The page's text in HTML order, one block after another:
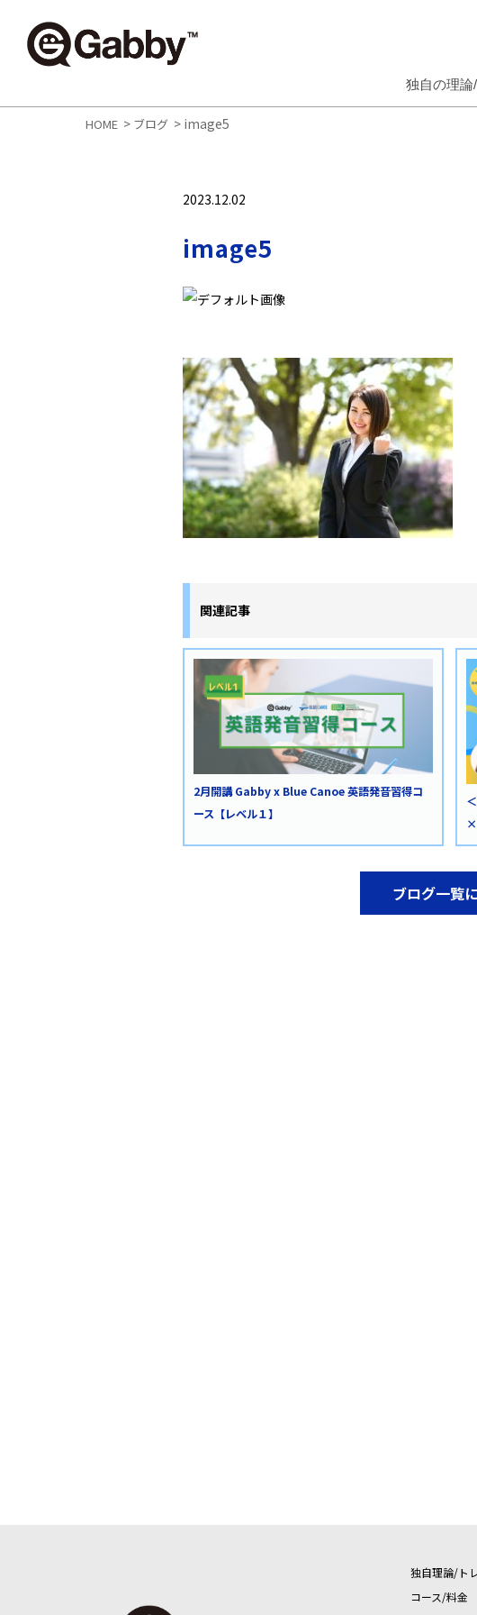
独自の理
HOME > ブログ > image5
2023.12.02
image5
関連記事
2月開講 Gabby x Blue Canoe 英語発音習得コ
ース【レベル１】
×
ブログ一覧
独自理論/ト
コース/料金